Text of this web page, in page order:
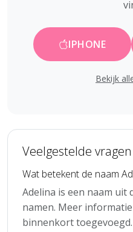
IPHONE
Bekijk
Veelgestelde
Wat betekent de naam
Adelina is een naam uit
namen. Meer
binnenkort toegevoegd.